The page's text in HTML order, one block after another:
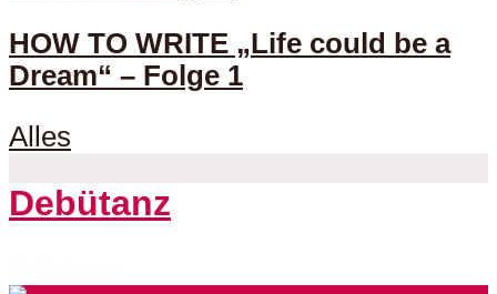
HOW TO WRITE „Life could be a
Dream“ – Folge 1
Alles
Debütanz